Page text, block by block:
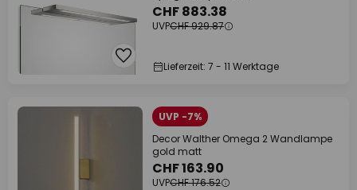
CHF 883.38
UVPCHF 929.87
Lieferzeit: 7 - 11 Werktage
UVP -7%
Decor Walther Omega 2 Wandlampe
gold matt
CHF 163.90
UVPCHF 176.52